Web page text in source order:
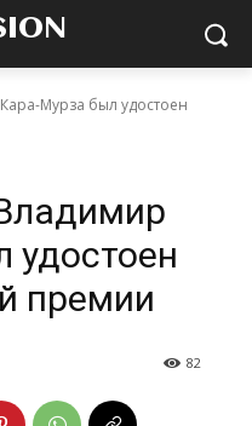
Мурза был удостоен
удостоен
премии
82